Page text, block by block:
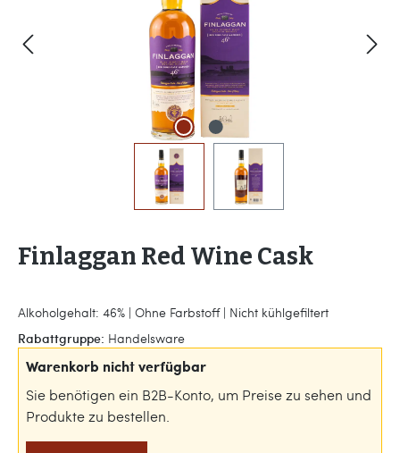
Finlaggan Red Wine Cask
Alkoholgehalt: 46% | Ohne Farbstoff | Nicht kühlgefiltert
Rabattgruppe: Handelsware
Warenkorb nicht verfügbar
Sie benötigen ein B2B-Konto, um Preise zu sehen und
Produkte zu bestellen.